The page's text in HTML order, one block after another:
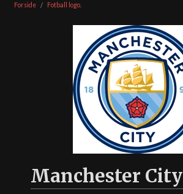
Forside Fotball logo.
Manchester City